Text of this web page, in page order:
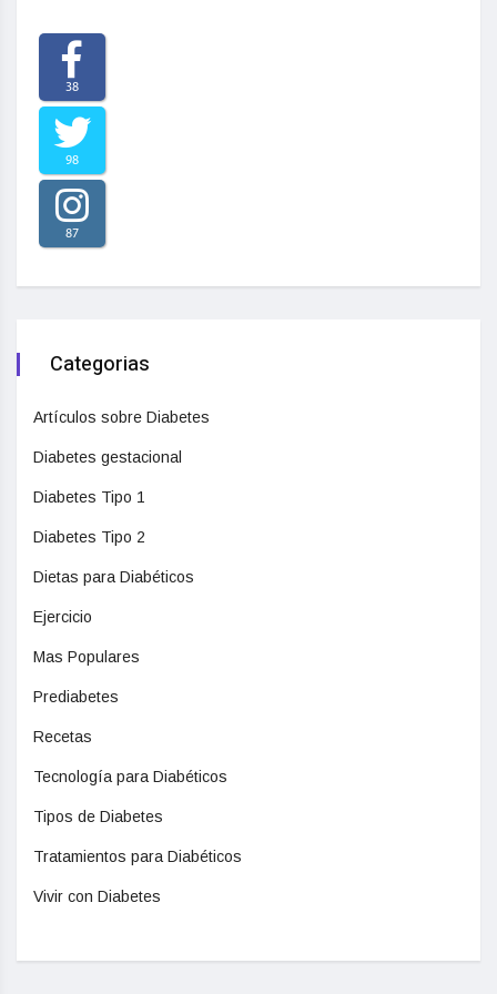
38
98
87
Categorias
Artículos sobre Diabetes
Diabetes gestacional
Diabetes Tipo 1
Diabetes Tipo 2
Dietas para Diabéticos
Ejercicio
Mas Populares
Prediabetes
Recetas
Tecnología para Diabéticos
Tipos de Diabetes
Tratamientos para Diabéticos
Vivir con Diabetes